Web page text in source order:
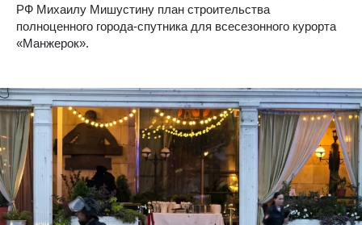
РФ Михаилу Мишустину план строительства
полноценного города-спутника для всесезонного курорта
«Манжерок».